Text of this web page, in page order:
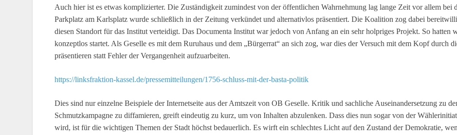
Auch hier ist es etwas komplizierter. Die Zuständigkeit zumindest von der öffentlichen Wahrnehmung lag lange Zeit vor allem bei
Parkplatz am Karlsplatz wurde schließlich in der Zeitung verkündet und alternativlos präsentiert. Die Koalition zog dabei
diesen Standort für das Institut verteidigt. Das Documenta Institut war jedoch von Anfang an ein sehr holpriges Projekt. So hatten
konzeptlos startet. Als Geselle es mit dem Ruruhaus und dem „Bürgerrat“ an sich zog, war dies der Versuch mit dem Kopf durch
präsentieren statt Fehler der Vergangenheit aufzuarbeiten.
https://linksfraktion-kassel.de/pressemitteilungen/1756-schluss-mit-der-basta-politik
Dies sind nur einzelne Beispiele der Internetseite aus der Amtszeit von OB Geselle. Kritik und sachliche Auseinandersetzung zu
Schmutzkampagne zu diffamieren, greift eindeutig zu kurz, um von Inhalten abzulenken. Dass dies nun sogar von der
wird, ist für die wichtigen Themen der Stadt höchst bedauerlich. Es wirft ein schlechtes Licht auf den Zustand der Demokratie,